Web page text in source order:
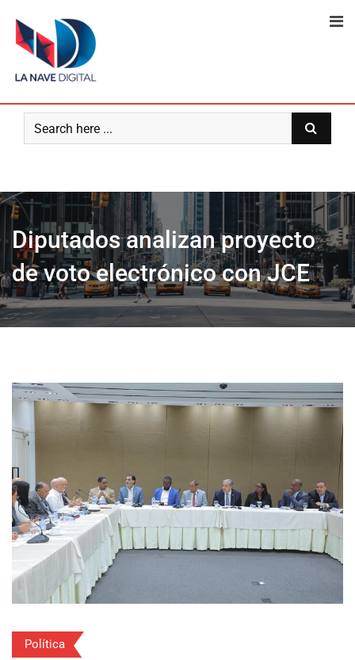
content
Diputados analizan proyecto
de voto electrónico con JCE
Política